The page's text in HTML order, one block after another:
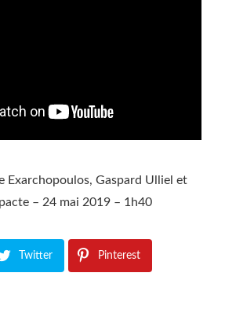
Exarchopoulos, Gaspard Ulliel et
– 24 mai 2019 – 1h40
Twitter Pinterest